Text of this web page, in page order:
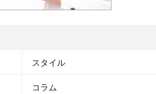
スタイル
コラム